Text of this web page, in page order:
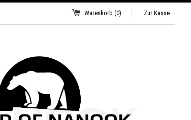
Warenkorb (0) Zur Kasse